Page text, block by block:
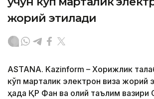
жорий этилади
ASTANA. Kazinform – Хорижлик
кўп марталик электрон виза жорий
ҳақда ҚР Фан ва олий таълим вазири